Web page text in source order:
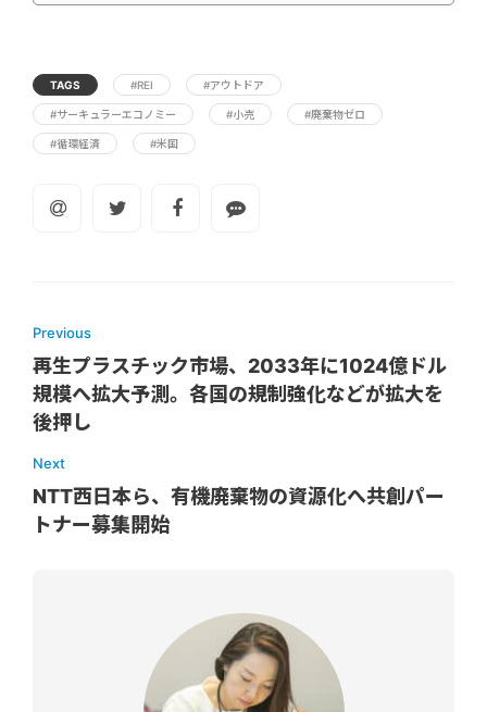
TAGS #REI #アウトドア
#サーキュラーエコノミー #小売 #廃棄物ゼロ
#循環経済 #米国
Previous
再生プラスチック市場、2033年に1024億ドル
規模へ拡大予測。各国の規制強化などが拡大を
後押し
Next
NTT西日本ら、有機廃棄物の資源化へ共創パー
トナー募集開始